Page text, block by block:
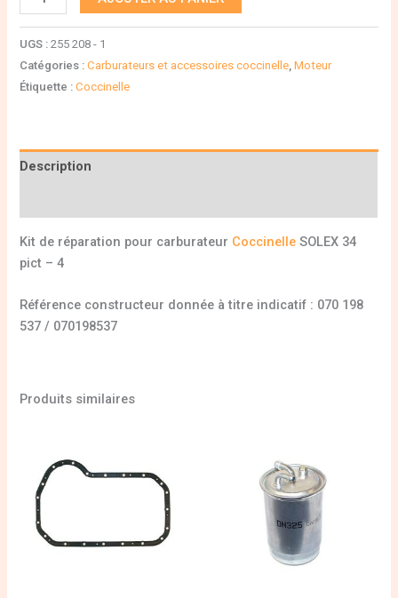
UGS :255 208 - 1
Catégories :Carburateurs et accessoires coccinelle ,Moteur
Étiquette :Coccinelle
Description
Kit de réparation pour carburateur Coccinelle SOLEX 34
pict – 4
Référence constructeur donnée à titre indicatif : 070 198
537 / 070198537
Produits similaires